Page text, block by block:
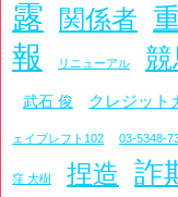
露
関係者
報
リニューアル
武石 俊 クレジット
ェイブレフト102 03-5348-
窪 大樹 捏造 詐